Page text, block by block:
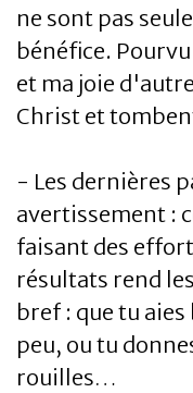
ne sont pas
bénéfice.
et ma joie
Christ et
- Les dernières
avertissement :
faisant des
résultats rend
bref : que tu aies
peu, ou tu
rouilles…